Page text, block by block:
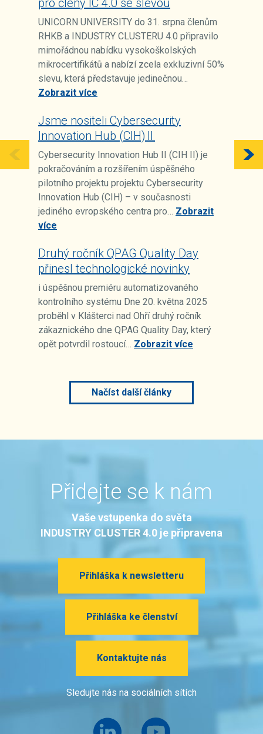
pro členy IC 4.0 se slevou
UNICORN UNIVERSITY do 31. srpna členům
RHKB a INDUSTRY CLUSTERU 4.0 připravilo
mimořádnou nabídku vysokoškolských
mikrocertifikátů a nabízí zcela exkluzivní 50%
slevu, která představuje jedinečnou…
Zobrazit více
Jsme nositeli Cybersecurity
Innovation Hub (CIH) II
Cybersecurity Innovation Hub II (CIH II) je
pokračováním a rozšířením úspěšného
pilotního projektu projektu Cybersecurity
Innovation Hub (CIH) – v současnosti
jediného evropského centra pro… Zobrazit
více
Druhý ročník QPAG Quality Day
přinesl technologické novinky
i úspěšnou premiéru automatizovaného
kontrolního systému Dne 20. května 2025
proběhl v Klášterci nad Ohří druhý ročník
zákaznického dne QPAG Quality Day, který
opět potvrdil rostoucí… Zobrazit více
Načíst další články
Přidejte se k nám
Vaše vstupenka do světa
INDUSTRY CLUSTER 4.0 je připravena
Přihláška k newsletteru
Přihláška ke členství
Kontaktujte nás
Sledujte nás na sociálních sítích